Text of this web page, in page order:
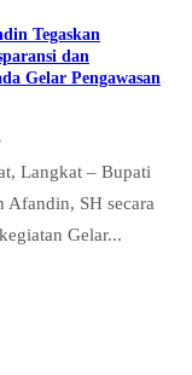
Tegaskan
dan
Gelar Pengawasan
Langkat – Bupati
Afandin, SH secara
Gelar...